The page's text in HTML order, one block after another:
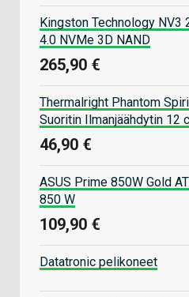
Kingston Technology NV3
4.0 NVMe 3D NAND
265,90 €
Thermalright Phantom
Suoritin Ilmanjäähdytin 12
46,90 €
ASUS Prime 850W Gold
850 W
109,90 €
Datatronic pelikoneet